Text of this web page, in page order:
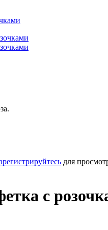
для
с